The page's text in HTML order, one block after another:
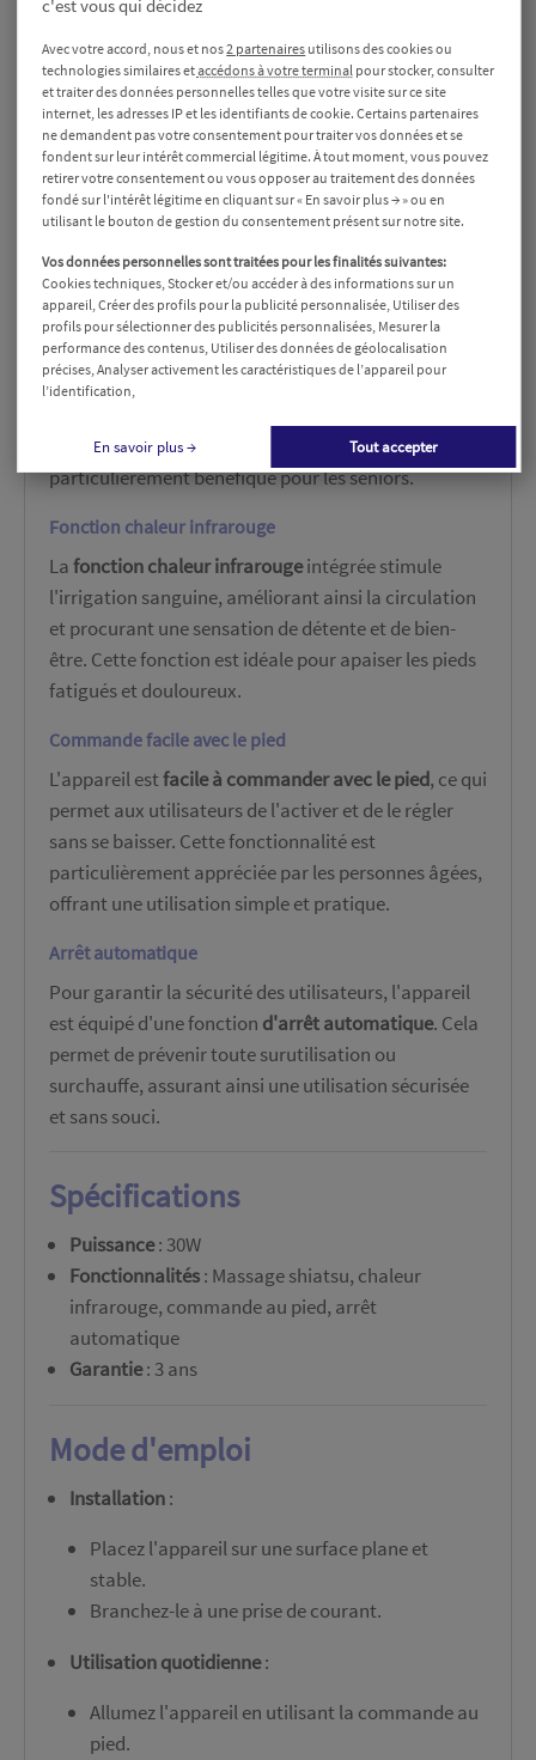
Description Détails du produit Avis
Présentation du produit
Massage shiatsu bienfaisant
Notre appareil de massage des pieds est conçu pour
offrir unmassage shiatsu bienfaisant. Les
mouvements de pétrissage profonds imitent les
efficacement les douleurs et les tensions des pieds,
particulièrement bénéfique pour les seniors.
Fonction chaleur infrarouge
Lafonction chaleur infrarougeintégrée stimule
l'irrigation sanguine, améliorant ainsi la circulation
et procurant une sensation de détente et de bien-
être. Cette fonction est idéale pour apaiser les pieds
fatigués et douloureux.
Commande facile avec le pied
L'appareil estfacile à commander avec le pied, ce qui
permet aux utilisateurs de l'activer et de le régler
sans se baisser. Cette fonctionnalité est
particulièrement appréciée par les personnes âgées,
offrant une utilisation simple et pratique.
Arrêt automatique
Pour garantir la sécurité des utilisateurs, l'appareil
est équipé d'une fonction d'arrêt automatique. Cela
permet de prévenir toute surutilisation ou
surchauffe, assurant ainsi une utilisation sécurisée
et sans souci.
Spécifications
Puissance: 30W
Fonctionnalités: Massage shiatsu, chaleur
infrarouge, commande au pied, arrêt
automatique
Garantie: 3 ans
Mode d'emploi
Installation:
Placez l'appareil sur une surface plane et
stable.
Branchez-le à une prise de courant.
Utilisation quotidienne:
Allumez l'appareil en utilisant la commande au
pied.
c'est vous qui décidez
Avec votre accord, nous et nos2 partenaires utilisons des cookies ou
technologies similaires etaccédons à votre terminal pour stocker, consulter
et traiter des données personnelles telles que votre visite sur ce site
internet, les adresses IP et les identifiants de cookie. Certains partenaires
ne demandent pas votre consentement pour traiter vos données et se
fondent sur leur intérêt commercial légitime. À tout moment, vous pouvez
retirer votre consentement ou vous opposer au traitement des données
fondé sur l'intérêt légitime en cliquant sur « En savoir plus → » ou en
utilisant le bouton de gestion du consentement présent sur notre site.
Vos données personnelles sont traitées pour les finalités suivantes:
Cookies techniques, Stocker et/ou accéder à des informations sur un
appareil, Créer des profils pour la publicité personnalisée, Utiliser des
profils pour sélectionner des publicités personnalisées, Mesurer la
performance des contenus, Utiliser des données de géolocalisation
précises, Analyser activement les caractéristiques de l’appareil pour
l’identification,
En savoir plus → Tout accepter